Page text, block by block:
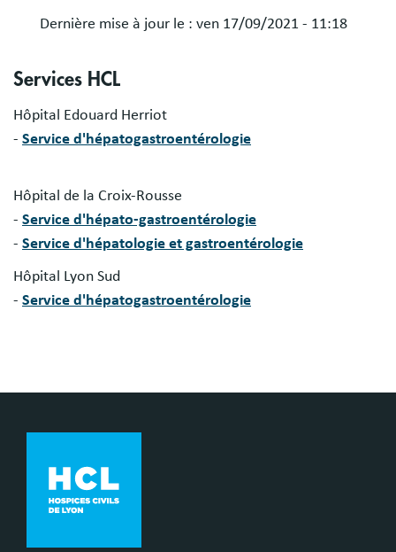
Dernière mise à jour le : ven 17/09/2021 - 11:18
Services HCL
Hôpital Edouard Herriot
- Service d'hépatogastroentérologie
Hôpital de la Croix-Rousse
- Service d'hépato-gastroentérologie
- Service d'hépatologie et gastroentérologie
Hôpital Lyon Sud
- Service d'hépatogastroentérologie